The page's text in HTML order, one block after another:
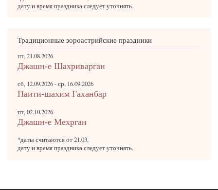
дату и время праздника следует уточнять.
Традиционные зороастрийские праздники
пт, 21.08.2026
Джашн-е Шахриварган
сб, 12.09.2026-ср, 16.09.2026
Паити-шахим Гаханбар
пт, 02.10.2026
Джашн-е Мехрган
*даты считаются от 21.03,
дату и время праздника следует уточнять.